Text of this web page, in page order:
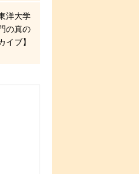
洋大学
の真の
イブ】